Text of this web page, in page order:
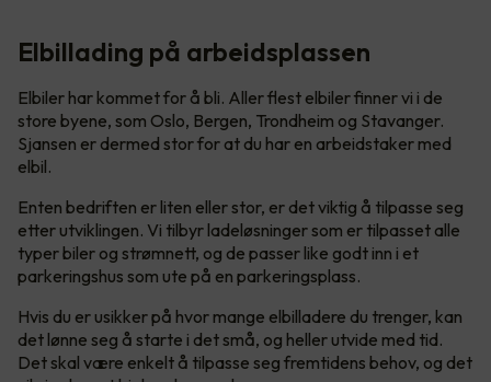
Elbillading på arbeidsplassen
Elbiler har kommet for å bli. Aller flest elbiler finner vi i de
store byene, som Oslo, Bergen, Trondheim og Stavanger.
Sjansen er dermed stor for at du har en arbeidstaker med
elbil.
Enten bedriften er liten eller stor, er det viktig å tilpasse seg
etter utviklingen. Vi tilbyr ladeløsninger som er tilpasset alle
typer biler og strømnett, og de passer like godt inn i et
parkeringshus som ute på en parkeringsplass.
Hvis du er usikker på hvor mange elbilladere du trenger, kan
det lønne seg å starte i det små, og heller utvide med tid.
Det skal være enkelt å tilpasse seg fremtidens behov, og det